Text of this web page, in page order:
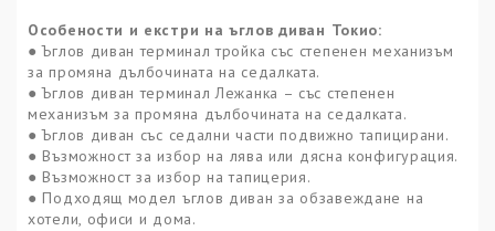
Особености и екстри на ъглов диван Токио:
● Ъглов диван терминал тройка със степенен механизъм
за промяна дълбочината на седалката.
● Ъглов диван терминал Лежанка – със степенен
механизъм за промяна дълбочината на седалката.
● Ъглов диван със седални части подвижно тапицирани.
●Възможност за избор на лява или дясна конфигурация.
● Възможност за избор на тапицерия.
● Подходящ модел ъглов диван за обзавеждане на
хотели, офиси и дома.